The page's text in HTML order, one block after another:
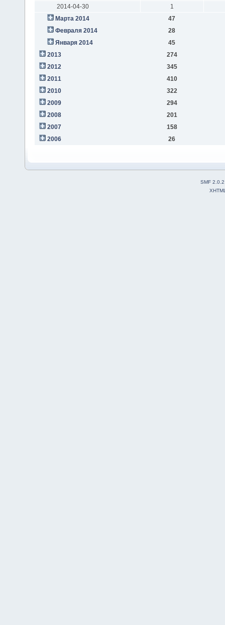
2014-04-30
1
Марта 2014
47
Февраля 2014
28
Января 2014
45
2013
274
2012
345
2011
410
2010
322
2009
294
2008
201
2007
158
2006
26
SMF 2.0.2